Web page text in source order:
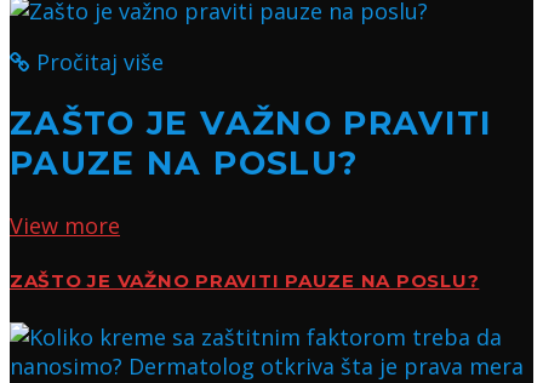
Pročitaj više
ZAŠTO JE VAŽNO PRAVITI
PAUZE NA POSLU?
View more
ZAŠTO JE VAŽNO PRAVITI PAUZE NA POSLU?